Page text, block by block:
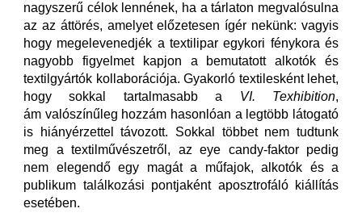
nagyszerű célok lennének, ha a tárlaton megvalósulna
az az áttörés, amelyet előzetesen ígér nekünk: vagyis
hogy megelevenedjék a textilipar egykori fénykora és
nagyobb figyelmet kapjon a bemutatott alkotók és
textilgyártók kollaborációja. Gyakorló textilesként lehet,
hogy sokkal tartalmasabb a VI. Texhibition,
ám valószínűleg hozzám hasonlóan a legtöbb látogató
is hiányérzettel távozott. Sokkal többet nem tudtunk
meg a textilművészetről, az eye candy-faktor pedig
nem elegendő egy magát a műfajok, alkotók és a
publikum találkozási pontjaként aposztrofáló kiállítás
esetében.